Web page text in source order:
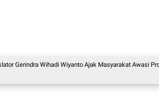
Wihadi Wiyanto Ajak Masyarakat Awasi Program